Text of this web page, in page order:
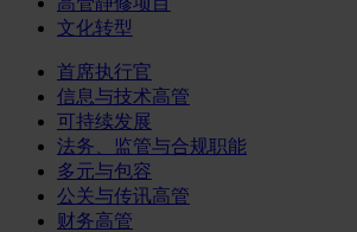
文化转型
首席执行官
信息与技术高管
可持续发展
法务、监管与合规职能
多元与包容
公关与传讯高管
财务高管